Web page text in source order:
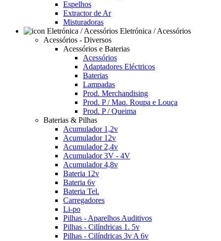
Espelhos
Extractor de Ar
Misturadoras
Eletrónica / Acessórios
Acessórios - Diversos
Acessórios e Baterias
Acessórios
Adaptadores Eléctricos
Baterias
Lampadas
Prod. Merchandising
Prod. P / Maq. Roupa e Louça
Prod. P / Queima
Baterias & Pilhas
Acumulador 1,2v
Acumulador 12v
Acumulador 2,4v
Acumulador 3V - 4V
Acumulador 4,8v
Bateria 12v
Bateria 6v
Bateria Tel.
Carregadores
Li-po
Pilhas - Aparelhos Auditivos
Pilhas - Cilíndricas 1. 5v
Pilhas - Cilíndricas 3v A 6v